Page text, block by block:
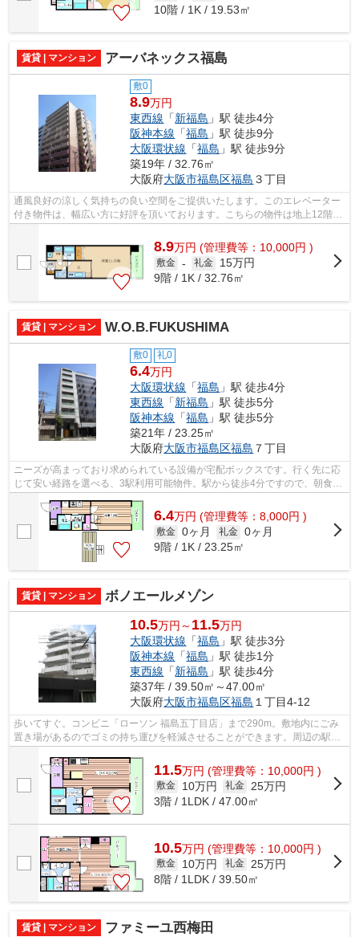
10階 / 1K / 19.53㎡
賃貸 | マンション アーバネックス福島
敷0
8.9万円
東西線 「新福島 」駅 徒歩4分
阪神本線 「福島 」駅 徒歩9分
大阪環状線 「福島 」駅 徒歩9分
築19年 / 32.76㎡
大阪府大阪市福島区福島 ３丁目
通風良好の涼しく気持ちの良い空間をご提供いたします。このエレベーター
付き物件は、幅広い方に好評を頂いております。こちらの物件は地上12階建
て。ウォーキングやランニングが趣味...
8.9万円 (管理費等：10,000円 )
敷金 - 礼金
15万円
9階 / 1K / 32.76㎡
賃貸 | マンション W.O.B.FUKUSHIMA
敷0 礼0
6.4万円
大阪環状線 「福島 」駅 徒歩4分
東西線 「新福島 」駅 徒歩5分
阪神本線 「福島 」駅 徒歩5分
築21年 / 23.25㎡
大阪府大阪市福島区福島 ７丁目
ニーズが高まっており求められている設備が宅配ボックスです。行く先に応
じて安い経路を選べる、3駅利用可能物件。駅から徒歩4分ですので、朝食を
ゆっくり食べる時間が作れます。初期...
6.4万円 (管理費等：8,000円 )
敷金 0ヶ月 礼金 0ヶ月
9階 / 1K / 23.25㎡
賃貸 | マンション ボノエールメゾン
10.5万円～ 11.5万円
大阪環状線 「福島 」駅 徒歩3分
阪神本線 「福島 」駅 徒歩1分
東西線 「新福島 」駅 徒歩4分
築37年 / 39.50㎡～47.00㎡
大阪府大阪市福島区福島 １丁目4-12
歩いてすぐ。コンビニ「ローソン 福島五丁目店」まで290m。敷地内にごみ
置き場があるのでゴミの持ち運びを軽減させることができます。周辺の駅は
11.5万円 (管理費等：10,000円 )
敷金 10万円 礼金
25万円
3階 / 1LDK / 47.00㎡
10.5万円 (管理費等：10,000円 )
敷金 10万円 礼金
25万円
8階 / 1LDK / 39.50㎡
賃貸 | マンション ファミーユ西梅田